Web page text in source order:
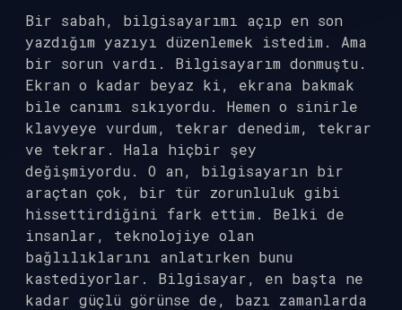
Bir sabah, bilgisayarımı açıp en son
yazdığım yazıyı düzenlemek istedim. Ama
bir sorun vardı. Bilgisayarım donmuştu.
Ekran o kadar beyaz ki, ekrana bakmak
bile canımı sıkıyordu. Hemen o sinirle
klavyeye vurdum, tekrar denedim, tekrar
ve tekrar. Hala hiçbir şey
değişmiyordu. O an, bilgisayarın bir
araçtan çok, bir tür zorunluluk gibi
hissettirdiğini fark ettim. Belki de
insanlar, teknolojiye olan
bağlılıklarını anlatırken bunu
kastediyorlar. Bilgisayar, en başta ne
kadar güçlü görünse de, bazı zamanlarda